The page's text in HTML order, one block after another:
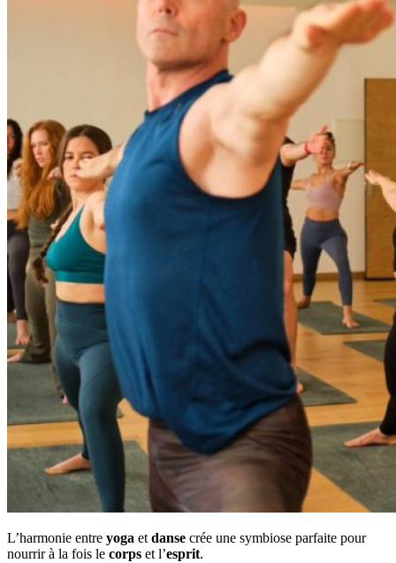
L’harmonie entre yoga et danse crée une symbiose parfaite pour
nourrir à la fois le corps et l’esprit.